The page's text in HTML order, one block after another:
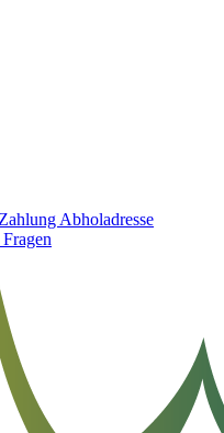
Abholadresse